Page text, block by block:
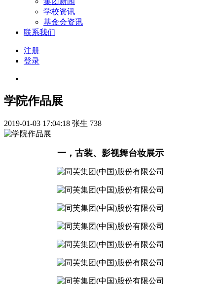
学校资讯
基金会资讯
联系我们
注册
登录
学院作品展
2019-01-03 17:04:18 张生 738
一，古装、影视舞台妆展示